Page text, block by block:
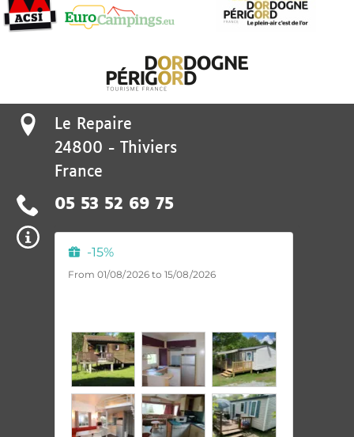
Le Repaire
24800 -
Thiviers
France
05 53 52 69 75